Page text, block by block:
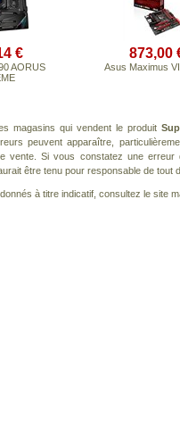
€
AORUS
873,00
Asus Maximus
magasins qui vendent le produit
peuvent apparaître,
vente. Si vous constatez une
être tenu pour responsable de tout
à titre indicatif, consultez le site